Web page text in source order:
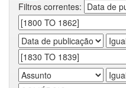
Filtros correntes: